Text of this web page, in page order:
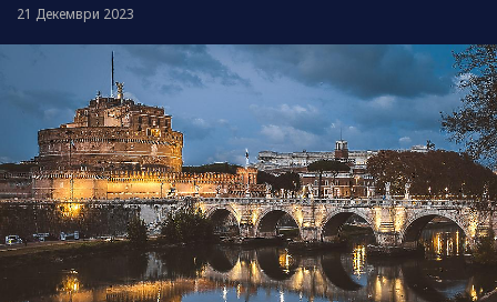
21 Декември 2023